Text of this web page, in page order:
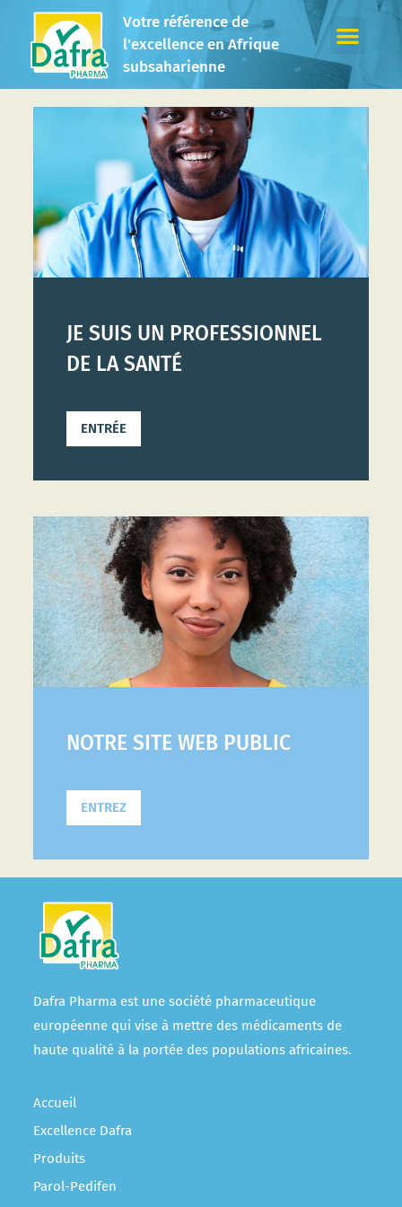
Votre référence de
l'excellence en Afrique
subsaharienne
JE SUIS UN PROFESSIONNEL
DE LA SANTÉ
ENTRÉE
NOTRE SITE WEB PUBLIC
ENTREZ
Dafra Pharma est une société pharmaceutique
européenne qui vise à mettre des médicaments de
haute qualité à la portée des populations africaines.
Accueil
Excellence Dafra
Produits
Parol-Pedifen